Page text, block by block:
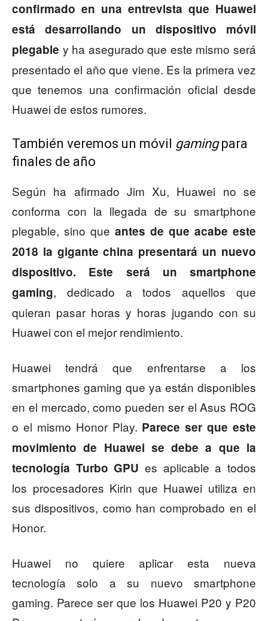
confirmado en una entrevista que Huawei
está desarrollando un dispositivo móvil
plegable y ha asegurado que este mismo será
presentado el año que viene. Es la primera vez
que tenemos una confirmación oficial desde
Huawei de estos rumores.
También veremos un móvil gamingpara
finales de año
Según ha afirmado Jim Xu, Huawei no se
conforma con la llegada de su smartphone
plegable, sino que antes de que acabe este
2018 la gigante china presentará un nuevo
dispositivo.
Este será un smartphone
gaming, dedicado a todos aquellos que
quieran pasar horas y horas jugando con su
Huawei con el mejor rendimiento.
Huawei tendrá que enfrentarse a los
smartphones gaming que ya están disponibles
en el mercado, como pueden ser el Asus ROG
o el mismo Honor Play. Parece ser que este
movimiento de Huawei se debe a que la
tecnología Turbo GPU es aplicable a todos
los procesadores Kirin que Huawei utiliza en
sus dispositivos, como han comprobado en el
Honor.
Huawei no quiere aplicar esta nueva
tecnología solo a su nuevo smartphone
gaming. Parece ser que los Huawei P20 y P20